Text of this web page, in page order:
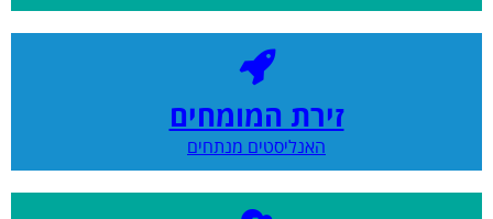
זירת המומחים
האנליסטים מנתחים